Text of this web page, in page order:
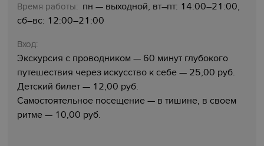
Время работы: пн — выходной, вт–пт: 14:00–21:00,
сб–вс: 12:00–21:00
Вход:
Экскурсия с проводником — 60 минут глубокого
путешествия через искусство к себе — 25,00 руб.
Детский билет — 12,00 руб.
Самостоятельное посещение — в тишине, в своем
ритме — 10,00 руб.